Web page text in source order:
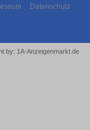
Datenschutz
by: 1A-Anzeigenmarkt.de